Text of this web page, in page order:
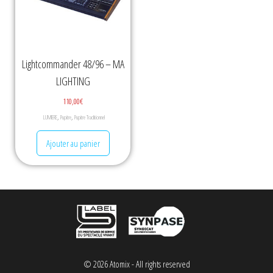
Lightcommander 48/96 – MA
LIGHTING
110,00€
LUMIERE, Pupitre, Pupitre Traditionnel
Ajouter au panier
© 2026 Atomix - All rights reserved